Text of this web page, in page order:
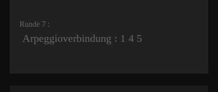
Runde 7 :
Arpeggioverbindung : 1 4 5